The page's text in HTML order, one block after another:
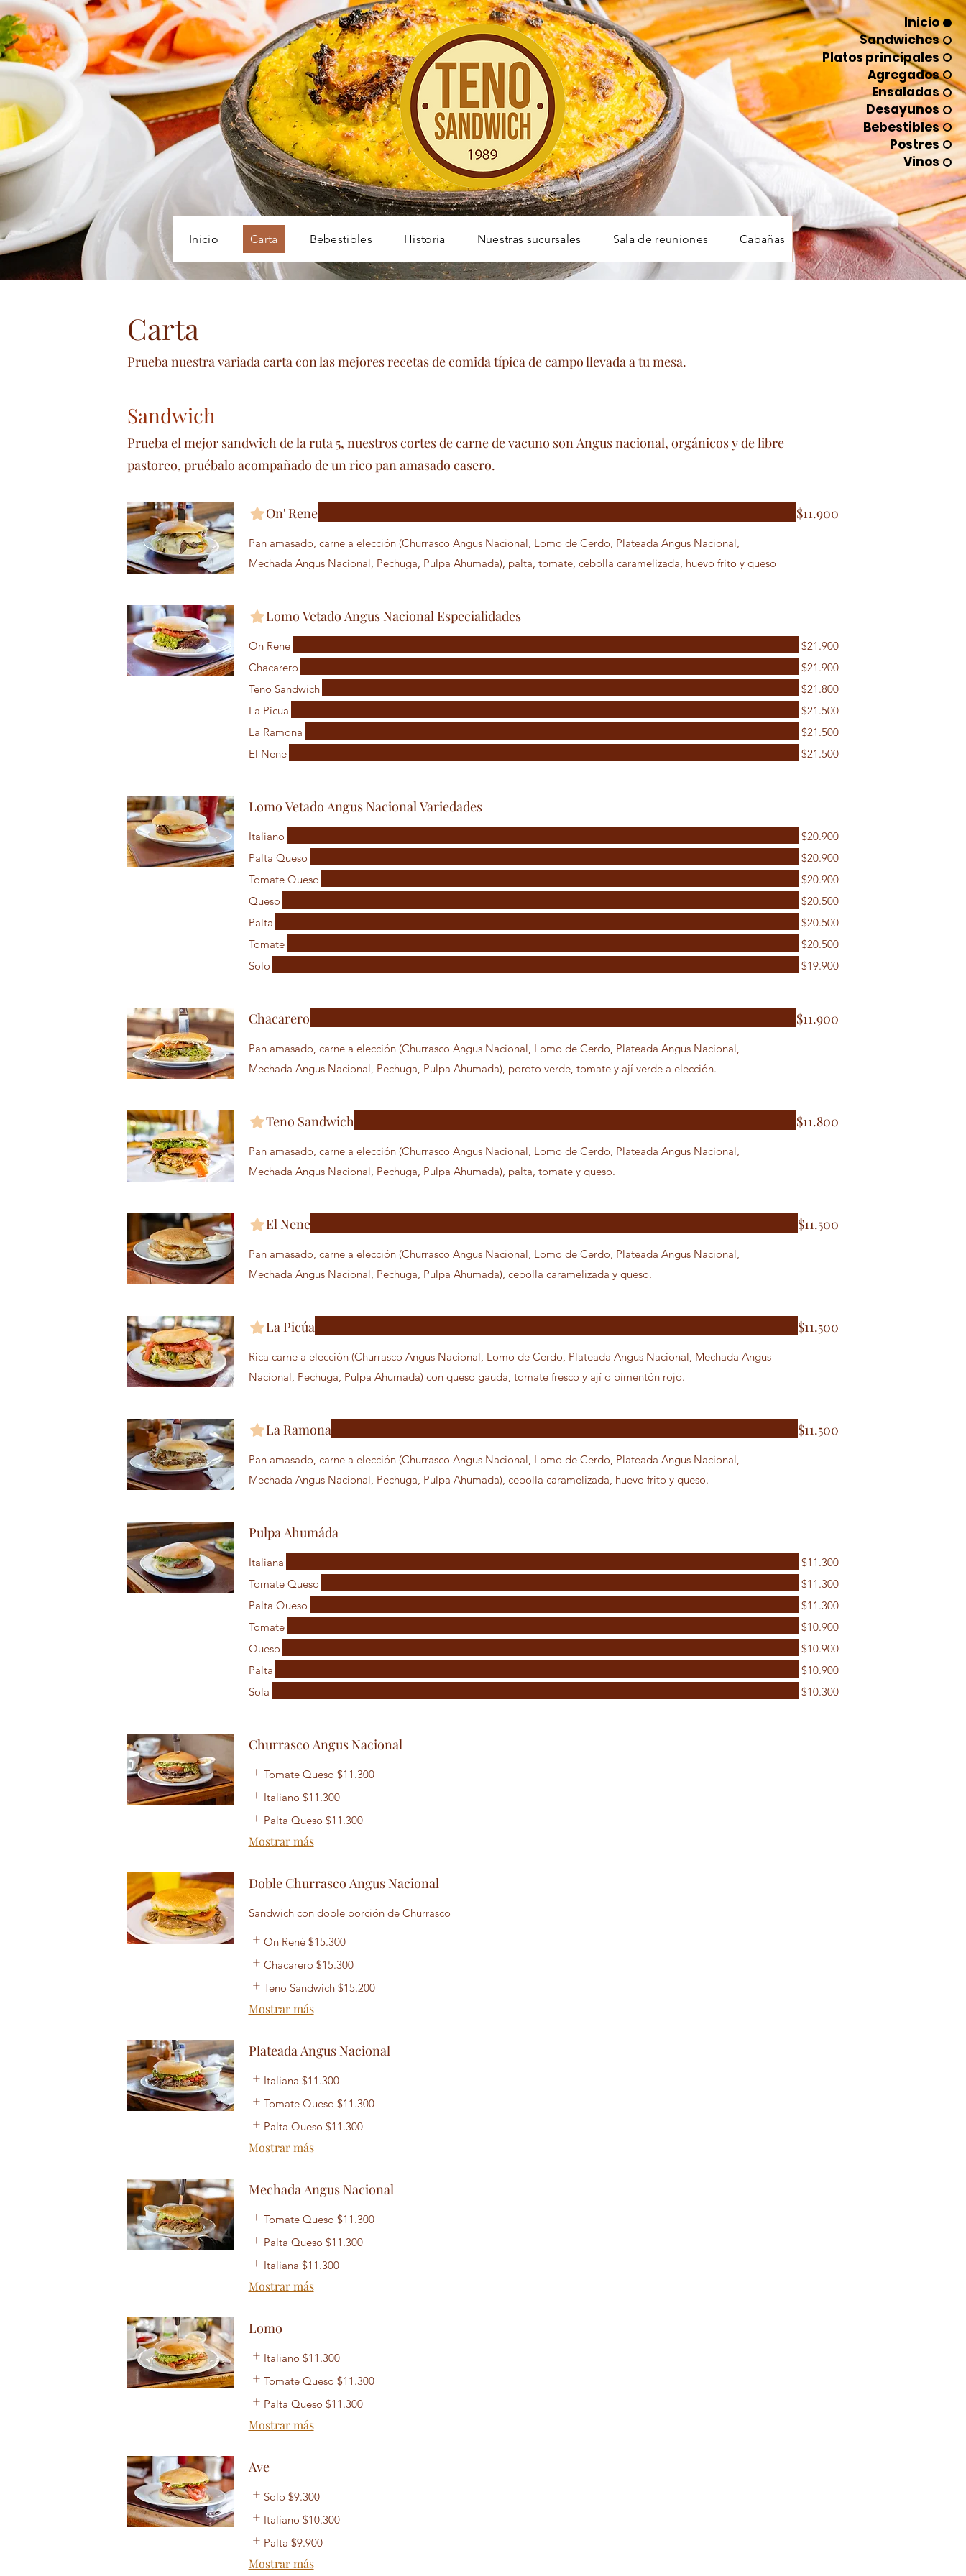
Inicio Carta Bebestibles Historia Nuestras sucursales Sala de reuniones Cabañas Contacto
Inicio
Sandwiches
Platos principales
Agregados
Ensaladas
Desayunos
Bebestibles
Postres
Vinos
Carta
Prueba nuestra variada carta con las mejores recetas de comida típica de campo llevada a tu mesa.
Sandwich
Prueba el mejor sandwich de la ruta 5, nuestros cortes de carne de vacuno son Angus nacional, orgánicos y de libre
pastoreo, pruébalo acompañado de un rico pan amasado casero.
On' Rene
Pan amasado, carne a elección (Churrasco Angus Nacional, Lomo de Cerdo, Plateada Angus Nacional,
Mechada Angus Nacional, Pechuga, Pulpa Ahumada), palta, tomate, cebolla caramelizada, huevo frito y queso
$11.900
Lomo Vetado Angus Nacional Especialidades
On Rene
$21.900
Chacarero
$21.900
Teno Sandwich
$21.800
La Picua
$21.500
La Ramona
$21.500
El Nene
$21.500
Lomo Vetado Angus Nacional Variedades
Italiano
$20.900
Palta Queso
$20.900
Tomate Queso
$20.900
Queso
$20.500
Palta
$20.500
Tomate
$20.500
Solo
$19.900
Chacarero
Pan amasado, carne a elección (Churrasco Angus Nacional, Lomo de Cerdo, Plateada Angus Nacional,
Mechada Angus Nacional, Pechuga, Pulpa Ahumada), poroto verde, tomate y ají verde a elección.
$11.900
Teno Sandwich
Pan amasado, carne a elección (Churrasco Angus Nacional, Lomo de Cerdo, Plateada Angus Nacional,
Mechada Angus Nacional, Pechuga, Pulpa Ahumada), palta, tomate y queso.
$11.800
El Nene
Pan amasado, carne a elección (Churrasco Angus Nacional, Lomo de Cerdo, Plateada Angus Nacional,
Mechada Angus Nacional, Pechuga, Pulpa Ahumada), cebolla caramelizada y queso.
$11.500
La Picúa
Rica carne a elección (Churrasco Angus Nacional, Lomo de Cerdo, Plateada Angus Nacional, Mechada Angus
Nacional, Pechuga, Pulpa Ahumada) con queso gauda, tomate fresco y ají o pimentón rojo.
$11.500
La Ramona
Pan amasado, carne a elección (Churrasco Angus Nacional, Lomo de Cerdo, Plateada Angus Nacional,
Mechada Angus Nacional, Pechuga, Pulpa Ahumada), cebolla caramelizada, huevo frito y queso.
$11.500
Pulpa Ahumáda
Italiana
$11.300
Tomate Queso
$11.300
Palta Queso
$11.300
Tomate
$10.900
Queso
$10.900
Palta
$10.900
Sola
$10.300
Churrasco Angus Nacional
Tomate Queso $11.300
Italiano $11.300
Palta Queso $11.300
Mostrar más
Doble Churrasco Angus Nacional
Sandwich con doble porción de Churrasco
On René $15.300
Chacarero $15.300
Teno Sandwich $15.200
Mostrar más
Plateada Angus Nacional
Italiana $11.300
Tomate Queso $11.300
Palta Queso $11.300
Mostrar más
Mechada Angus Nacional
Tomate Queso $11.300
Palta Queso $11.300
Italiana $11.300
Mostrar más
Lomo
Italiano $11.300
Tomate Queso $11.300
Palta Queso $11.300
Mostrar más
Ave
Solo $9.300
Italiano $10.300
Palta $9.900
Mostrar más